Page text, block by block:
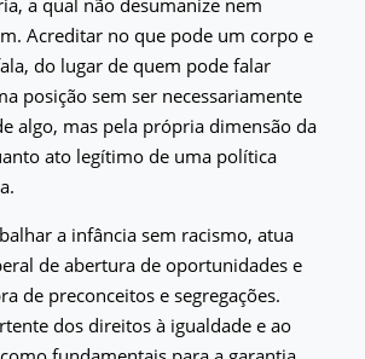
Acreditar no que pode um corpo e
do lugar de quem pode falar
posição sem ser necessariamente
algo, mas pela própria dimensão da
ato legítimo de uma política
a infância sem racismo, atua
de abertura de oportunidades e
de preconceitos e segregações.
dos direitos à igualdade e ao